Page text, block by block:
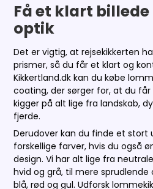
Få et klart
optik
Det er vigtig, at rejsekikkerten
prismer, så du får et klart og
Kikkertland.dk kan du købe
coating, der sørger for, at du
kigger på alt lige fra landskab,
fjerde.
Derudover kan du finde et stort
forskellige farver, hvis du også
design. Vi har alt lige fra
hvid og grå, til mere sprudlende
blå, rød og gul. Udforsk